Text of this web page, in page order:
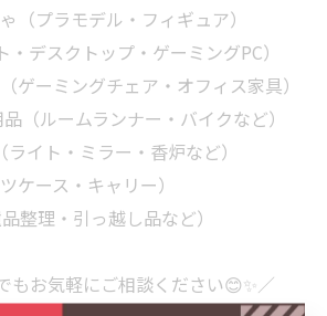
（プラモデル・フィギュア）
デスクトップ・ゲーミングPC）
ゲーミングチェア・オフィス家具）
（ルームランナー・バイクなど）
イト・ミラー・香炉など）
ケース・キャリー）
整理・引っ越し品など）
もお気軽にご相談ください😊✨／